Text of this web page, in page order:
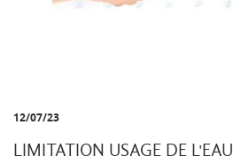
12/07/23
LIMITATION USAGE DE L'EAU